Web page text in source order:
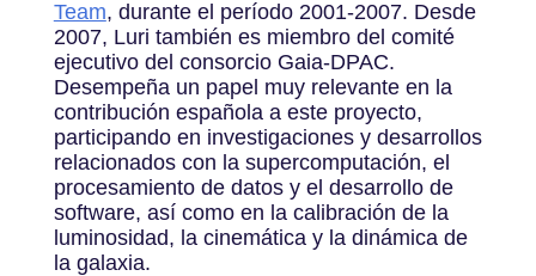
Team, durante el período 2001-2007. Desde
2007, Luri también es miembro del comité
ejecutivo del consorcio Gaia-DPAC.
Desempeña un papel muy relevante en la
contribución española a este proyecto,
participando en investigaciones y desarrollos
relacionados con la supercomputación, el
procesamiento de datos y el desarrollo de
software, así como en la calibración de la
luminosidad, la cinemática y la dinámica de
la galaxia.